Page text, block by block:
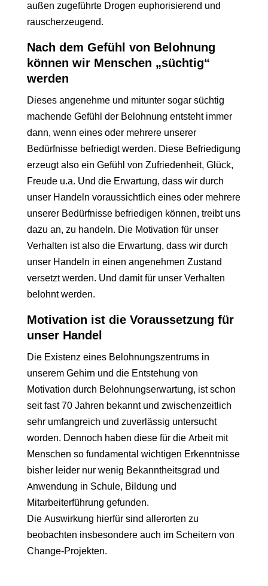
außen zugeführte Drogen euphorisierend und
rauscherzeugend.
Nach dem Gefühl von Belohnung
können wir Menschen „süchtig“
werden
Dieses angenehme und mitunter sogar süchtig
machende Gefühl der Belohnung entsteht immer
dann, wenn eines oder mehrere unserer
Bedürfnisse befriedigt werden. Diese Befriedigung
erzeugt also ein Gefühl von Zufriedenheit, Glück,
Freude u.a. Und die Erwartung, dass wir durch
unser Handeln voraussichtlich eines oder mehrere
unserer Bedürfnisse befriedigen können, treibt uns
dazu an, zu handeln. Die Motivation für unser
Verhalten ist also die Erwartung, dass wir durch
unser Handeln in einen angenehmen Zustand
versetzt werden. Und damit für unser Verhalten
belohnt werden.
Motivation ist die Voraussetzung für
unser Handel
Die Existenz eines Belohnungszentrums in
unserem Gehirn und die Entstehung von
Motivation durch Belohnungserwartung, ist schon
seit fast 70 Jahren bekannt und zwischenzeitlich
sehr umfangreich und zuverlässig untersucht
worden. Dennoch haben diese für die Arbeit mit
Menschen so fundamental wichtigen Erkenntnisse
bisher leider nur wenig Bekanntheitsgrad und
Anwendung in Schule, Bildung und
Mitarbeiterführung gefunden.
Die Auswirkung hierfür sind allerorten zu
beobachten insbesondere auch im Scheitern von
Change-Projekten.